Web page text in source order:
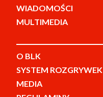
WIADOMOŚCI
MULTIMEDIA
O BLK
SYSTEM ROZGRYWEK
MEDIA